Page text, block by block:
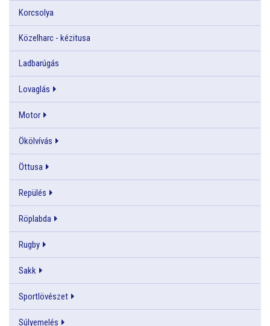
Korcsolya
Közelharc - kézitusa
Ladbarúgás
Lovaglás
Motor
Ökölvívás
Öttusa
Repülés
Röplabda
Rugby
Sakk
Sportlövészet
Súlyemelés